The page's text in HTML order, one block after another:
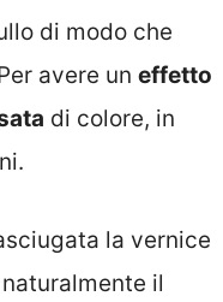
di modo che
avere un effetto
di colore, in
la vernice
il